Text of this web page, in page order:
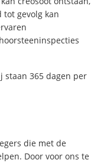
gevolg kan
staan 365 dagen per
die met de
Door voor ons te